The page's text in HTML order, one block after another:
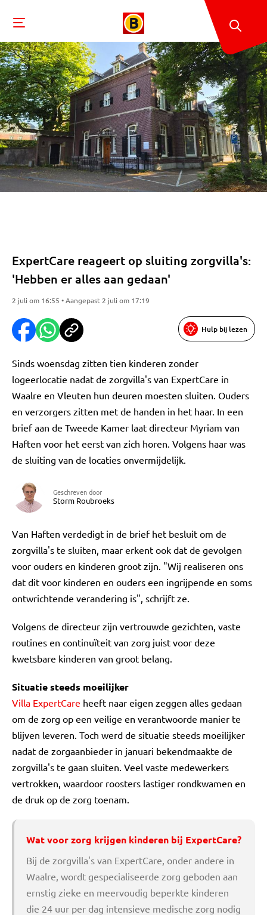
ExpertCare reageert op sluiting zorgvilla's:
'Hebben er alles aan gedaan'
2 juli om 16:55 • Aangepast 2 juli om 17:19
Hulp bij lezen
Sinds woensdag zitten tien kinderen zonder
logeerlocatie nadat de zorgvilla's van ExpertCare in
Waalre en Vleuten hun deuren moesten sluiten. Ouders
en verzorgers zitten met de handen in het haar. In een
brief aan de Tweede Kamer laat directeur Myriam van
Haften voor het eerst van zich horen. Volgens haar was
de sluiting van de locaties onvermijdelijk.
Geschreven door
Storm Roubroeks
Van Haften verdedigt in de brief het besluit om de
zorgvilla's te sluiten, maar erkent ook dat de gevolgen
voor ouders en kinderen groot zijn. "Wij realiseren ons
dat dit voor kinderen en ouders een ingrijpende en soms
ontwrichtende verandering is", schrijft ze.
Volgens de directeur zijn vertrouwde gezichten, vaste
routines en continuïteit van zorg juist voor deze
kwetsbare kinderen van groot belang.
Situatie steeds moeilijker
Villa ExpertCare heeft naar eigen zeggen alles gedaan
om de zorg op een veilige en verantwoorde manier te
blijven leveren. Toch werd de situatie steeds moeilijker
nadat de zorgaanbieder in januari bekendmaakte de
zorgvilla's te gaan sluiten. Veel vaste medewerkers
vertrokken, waardoor roosters lastiger rondkwamen en
de druk op de zorg toenam.
Wat voor zorg krijgen kinderen bij ExpertCare?
Bij de zorgvilla's van ExpertCare, onder andere in
Waalre, wordt gespecialiseerde zorg geboden aan
ernstig zieke en meervoudig beperkte kinderen
die 24 uur per dag intensieve medische zorg nodig